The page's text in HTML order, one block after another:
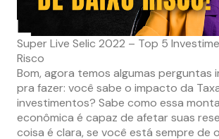
Super Live Selic 2022 – Top 5
Risco
Bom, agora temos algumas perguntas
pra fazer: você sabe o impacto da
investimentos? Sabe como essa
econômica é capaz de afetar suas
coisa é clara, se você está sempre de